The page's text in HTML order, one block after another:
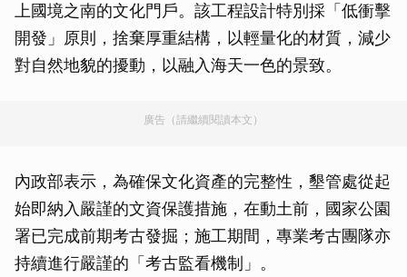
上國境之南的文化門戶。該工程設計特別採「低衝擊
開發」原則，捨棄厚重結構，以輕量化的材質，減少
對自然地貌的擾動，以融入海天一色的景致。
廣告（請繼續閱讀本文）
內政部表示，為確保文化資產的完整性，墾管處從起
始即納入嚴謹的文資保護措施，在動土前，國家公園
署已完成前期考古發掘；施工期間，專業考古團隊亦
持續進行嚴謹的「考古監看機制」。